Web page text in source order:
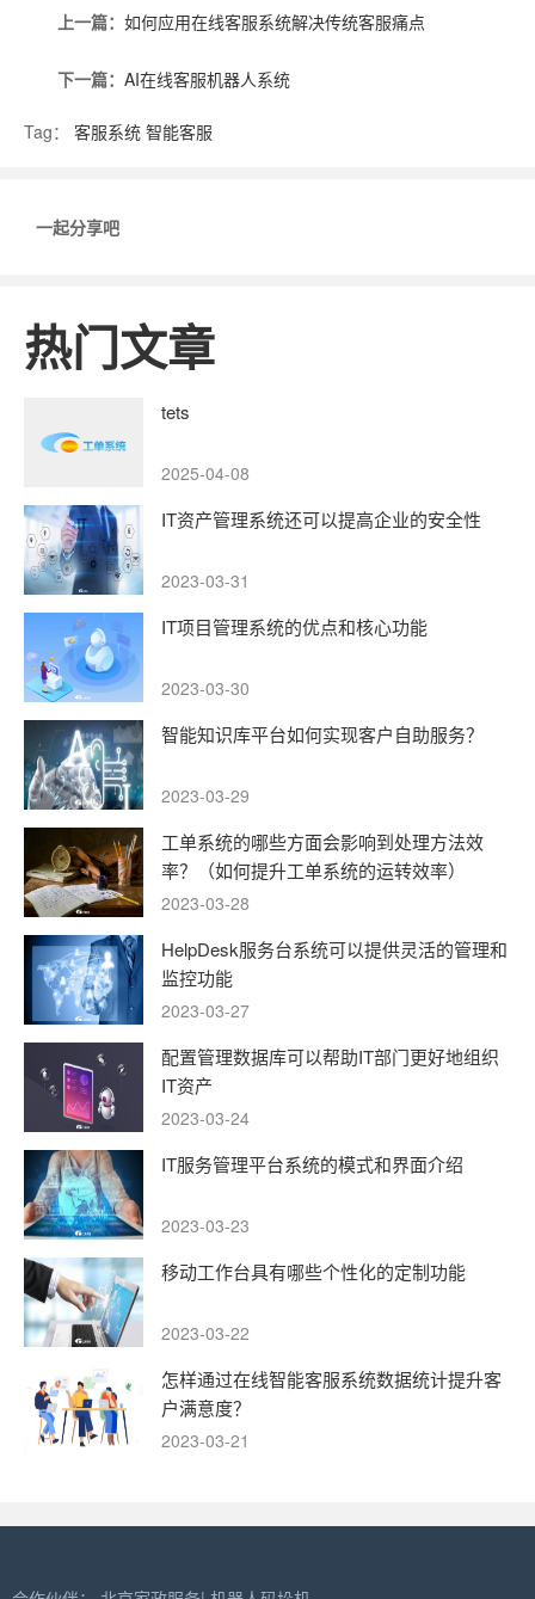
上一篇： 如何应用在线客服系统解决传统客服痛点
下一篇： AI在线客服机器人系统
Tag： 客服系统 智能客服
一起分享吧
热门文章
tets
2025-04-08
IT资产管理系统还可以提高企业的安全性
2023-03-31
IT项目管理系统的优点和核心功能
2023-03-30
智能知识库平台如何实现客户自助服务？
2023-03-29
工单系统的哪些方面会影响到处理方法效
率？（如何提升工单系统的运转效率）
2023-03-28
HelpDesk服务台系统可以提供灵活的管理和
监控功能
2023-03-27
配置管理数据库可以帮助IT部门更好地组织
IT资产
2023-03-24
IT服务管理平台系统的模式和界面介绍
2023-03-23
移动工作台具有哪些个性化的定制功能
2023-03-22
怎样通过在线智能客服系统数据统计提升客
户满意度？
2023-03-21